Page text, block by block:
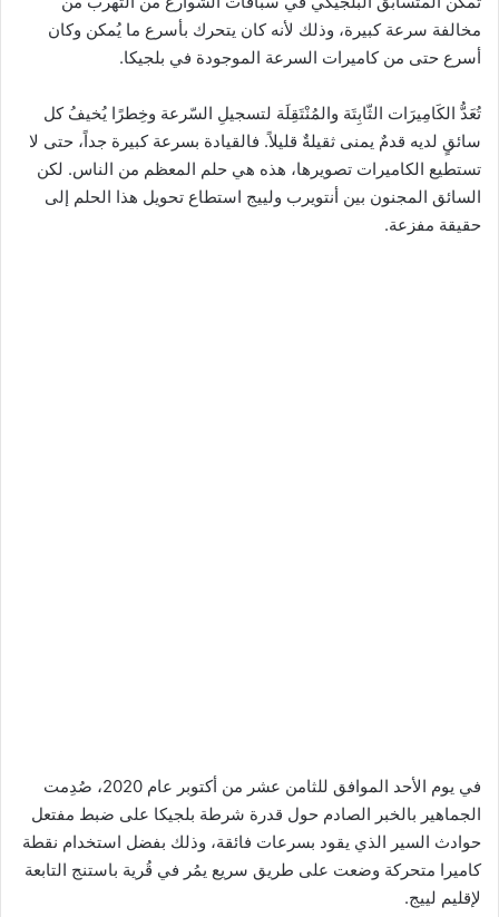
مخالفة سرعة كبيرة، وذلك لأنه كان يتحرك بأسرع ما يُمكن وكان
أسرع حتى من كاميرات السرعة الموجودة في بلجيكا.
تُعَدُّ الكَامِيرَات الثّابِتَة والمُنْتَقِلَة لتسجيلِ السّرعة وخِطرًا يُخيفُ كل
سائقٍ لديه قدمٌ يمنى ثقيلةٌ قليلاً. فالقيادة بسرعة كبيرة جداً، حتى لا
تستطيع الكاميرات تصويرها، هذه هي حلم المعظم من الناس. لكن
السائق المجنون بين أنتويرب ولييج استطاع تحويل هذا الحلم إلى
حقيقة مفزعة.
في يوم الأحد الموافق للثامن عشر من أكتوبر عام 2020، صُدِمت
الجماهير بالخبر الصادم حول قدرة شرطة بلجيكا على ضبط مفتعل
حوادث السير الذي يقود بسرعات فائقة، وذلك بفضل استخدام نقطة
كاميرا متحركة وضعت على طريق سريع يمُر في قُرية باستنج التابعة
لإقليم لييج.